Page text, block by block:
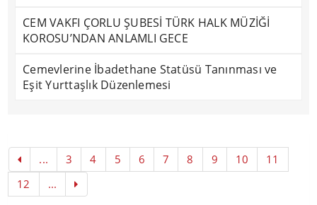
CEM VAKFI ÇORLU ŞUBESİ TÜRK HALK MÜZİĞİ
KOROSU’NDAN ANLAMLI GECE
Cemevlerine İbadethane Statüsü Tanınması ve
Eşit Yurttaşlık Düzenlemesi
... 3 4 5 6 7 8 9 10
11
12
...